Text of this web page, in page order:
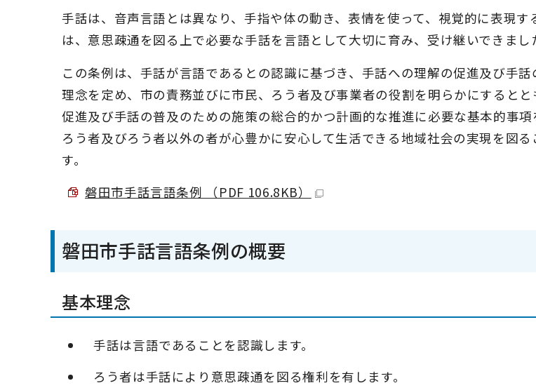
手話は、音声言語とは異なり、手指や体の動き、表情を使って、視覚的に表現す
は、意思疎通を図る上で必要な手話を言語として大切に育み、受け継いできまし
この条例は、手話が言語であるとの認識に基づき、手話への理解の促進及び手
理念を定め、市の責務並びに市民、ろう者及び事業者の役割を明らかにすると
促進及び手話の普及のための施策の総合的かつ計画的な推進に必要な基本的事項
ろう者及びろう者以外の者が心豊かに安心して生活できる地域社会の実現を図る
す。
磐田市手話言語条例 （PDF 106.8KB）
磐田市手話言語条例の概要
基本理念
手話は言語であることを認識します。
ろう者は手話により意思疎通を図る権利を有します。